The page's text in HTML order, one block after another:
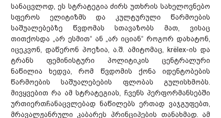
სანაცვლოდ, ეს სტრატეგია ძირს უთხრის სახელოვნებო
სფეროს ელიტიზმს და კულტურული წარმოების
საშუალებებზე წვდომას სთავაზობს მათ, ვისაც
თითქოსდა „არ ესმით“ ან „არ იციან“ როგორ დახატონ,
იცეკვონ, დაწერონ პოეზია, ა.შ. ამიტომაც, krёlex-ის და
ტრანს ფემინისტური პოლიტიკის ცენტრალური
ნაწილია ხედვა, რომ წვდომის ქონა იდენტობების
წარმოების საშუალებების ფლობას გულისხმობს.
მივყვებით რა ამ სტრატეგიას, ჩვენს პერფორმანსებში
ურთიერთჩანაცვლებად ნაწილებს ერთად ვაჯგუფებთ,
მრავალჟანრული კაბარეს პრინციპების თანახმად. ამ